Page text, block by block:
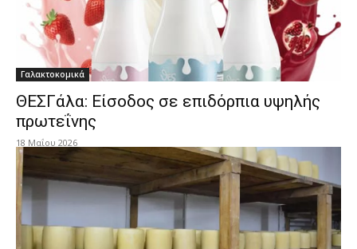
Γαλακτοκομικά
ΘΕΣΓάλα: Είσοδος σε επιδόρπια υψηλής
πρωτεΐνης
18 Μαΐου 2026